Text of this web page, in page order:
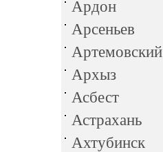
Ардон
Арсеньев
Артемовский
Архыз
Асбест
Астрахань
Ахтубинск